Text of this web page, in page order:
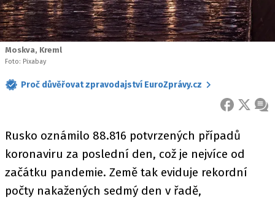
Moskva, Kreml
Foto: Pixabay
Proč důvěřovat zpravodajství EuroZprávy.cz
FACEBOOK
X
Rusko oznámilo 88.816 potvrzených případů
koronaviru za poslední den, což je nejvíce od
začátku pandemie. Země tak eviduje rekordní
počty nakažených sedmý den v řadě,